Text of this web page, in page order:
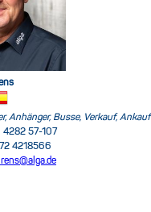
Anhänger, Busse, Verkauf, Ankauf
4282 57-107
4218566